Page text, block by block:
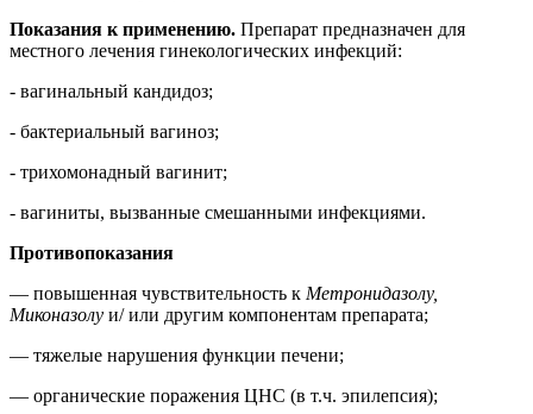
Показания к применению. Препарат предназначен для
местного лечения гинекологических инфекций:
- вагинальный кандидоз;
- бактериальный вагиноз;
- трихомонадный вагинит;
- вагиниты, вызванные смешанными инфекциями.
Противопоказания
— повышенная чувствительность к Метронидазолу,
Миконазолу и/ или другим компонентам препарата;
— тяжелые нарушения функции печени;
— органические поражения ЦНС (в т.ч. эпилепсия);